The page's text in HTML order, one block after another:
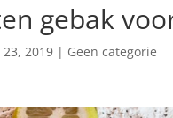
gebak
23, 2019 | Geen categorie